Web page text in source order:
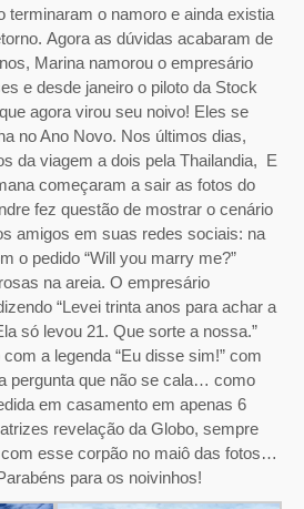
terminaram o namoro e ainda existia
Agora as dúvidas acabaram de
Marina namorou o empresário
e desde janeiro o piloto da Stock
agora virou seu noivo! Eles se
no Ano Novo. Nos últimos dias,
da viagem a dois pela Thailandia, E
começaram a sair as fotos do
fez questão de mostrar o cenário
amigos em suas redes sociais: na
o pedido “Will you marry me?”
na areia. O empresário
“Levei trinta anos para achar a
só levou 21. Que sorte a nossa.”
a legenda “Eu disse sim!” com
pergunta que não se cala… como
em casamento em apenas 6
revelação da Globo, sempre
esse corpão no maiô das fotos…
para os noivinhos!